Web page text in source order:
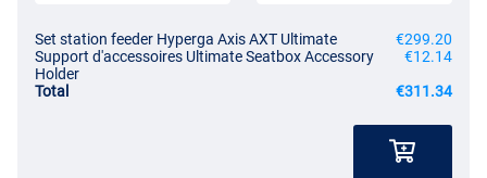
- Facile à monter
- Pliable à plat pour un transport facile
Set station feeder Hyperga Axis AXT Ultimate
€299.20
Support d'accessoires Ultimate Seatbox Accessory
Holder
€12.14
Total
€311.34